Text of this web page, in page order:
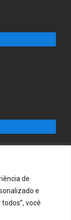
de
e
você
e serviços